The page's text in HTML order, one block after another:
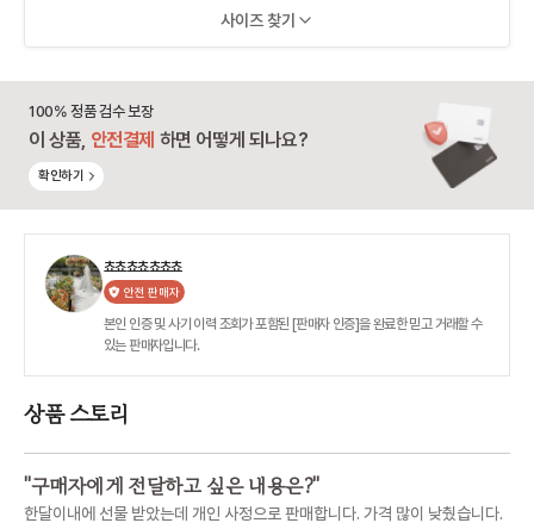
사이즈 찾기
100% 정품 검수 보장
이 상품, 안전결제 하면 어떻게 되나요?
확인하기
쵸쵸쵸쵸쵸쵸쵸
안전 판매자
본인 인증 및 사기 이력 조회가 포함된 [판매자 인증]을 완료한 믿고 거래할 수
있는 판매자입니다.
상품 스토리
"구매자에게 전달하고 싶은 내용은?"
한달이내에 선물 받았는데 개인 사정으로 판매합니다. 가격 많이 낮췄습니다.